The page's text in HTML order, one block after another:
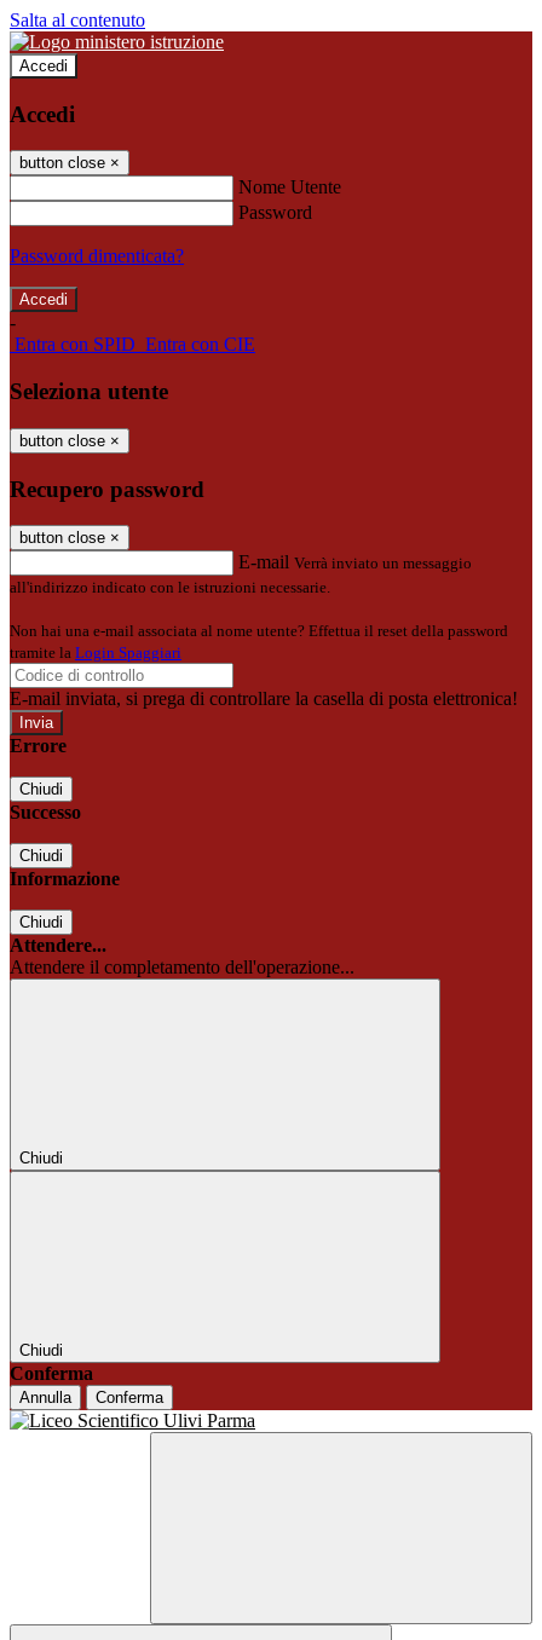
Salta al contenuto
Accedi
Accedi
button close ×
Nome Utente
Password
Password dimenticata?
-
Entra con SPID Entra con CIE
Seleziona utente
button close ×
Recupero password
button close ×
E-mail Verrà inviato un messaggio
all'indirizzo indicato con le istruzioni necessarie.
Non hai una e-mail associata al nome utente? Effettua il reset della password
tramite la Login Spaggiari
E-mail inviata, si prega di controllare la casella di posta elettronica!
Errore
Chiudi
Successo
Chiudi
Informazione
Chiudi
Attendere...
Attendere il completamento dell'operazione...
Chiudi
Chiudi
Conferma
Annulla Conferma